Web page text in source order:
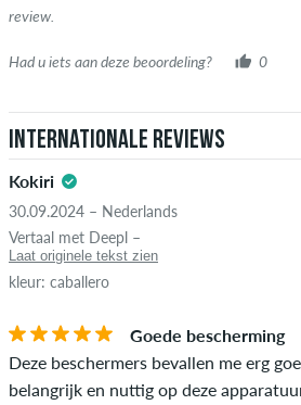
review.
Had u iets aan deze beoordeling? 0
Internationale reviews
Kokiri
30.09.2024 – Nederlands
Vertaal met Deepl –
Laat originele tekst zien
kleur: caballero
Goede bescherming
Deze beschermers bevallen me erg
belangrijk en nuttig op deze